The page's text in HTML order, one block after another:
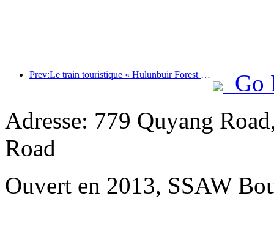
Prev:Le train touristique « Hulunbuir Forest Rendezvous - Daxinganling Express - Starlight Train - Tianyi Journey » effectue son voyage inaugural.
Go
Adresse: 779 Quyang
Road
Ouvert en 2013, SSAW